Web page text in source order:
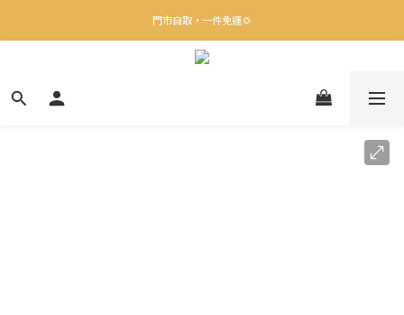
✨下載Three Little Meow App 即享多重禮遇！
門市自取，一件免運💢
🛒購物滿$400送貨上門免運